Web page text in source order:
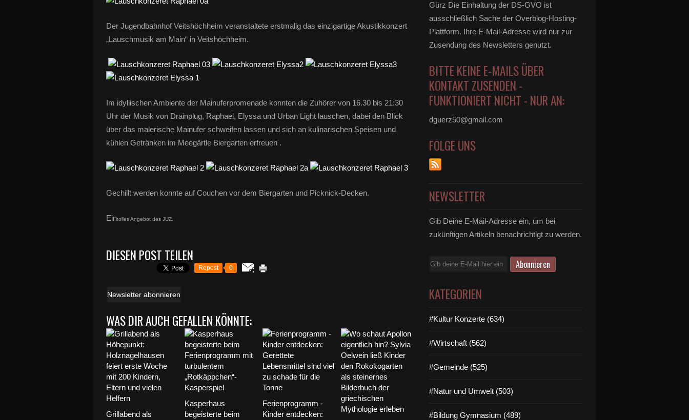
Der Jugendbahnhof Veitshöchheim veranstaltete erstmalig das einzigartige Akustikkonzert
„Lauschmusik am Main“ in Veitshöchheim.
Im idyllischen Ambiente der Mainuferpromenade konnten die Zuhörer von 16.30 bis 21:30
Uhr der Musik von Drainplug, Raphael, Elyssa und Urban Light lauschen, dabei den Blick
über das malerische Mainufer schweifen lassen und sich an kulinarischen Speisen und
kühlen Getränken im Meegärtle Biergarten erfreuen .
Gechillt werden konnte auf Couchen vor dem Biergarten und Picknick-Decken.
Eintolles Angebot des JUZ.
DIESEN POST TEILEN
Repost 0
Newsletter abonnieren
WAS DIR AUCH GEFALLEN KÖNNTE:
Grillabend als
Kasperhaus
begeisterte beim
Ferienprogramm -
Kinder entdecken:
Gürz Die Einhaltung der DS-GVO ist
ausschließlich Sache der Overblog-Hosting-
Plattform. Ihre E-Mail-Adresse wird nur zur
Zusendung des Newsletters genutzt.
BITTE KEINE E-MAILS ÜBER
KONTAKT ZUSENDEN -
FUNKTIONIERT NICHT - NUR AN:
dguerz50@gmail.com
FOLGE UNS
NEWSLETTER
Gib Deine E-Mail-Adresse ein, um bei
zukünftigen Artikeln benachrichtigt zu werden.
E-
KATEGORIEN
#Kultur Konzerte (634)
#Wirtschaft (562)
#Gemeinde (525)
#Natur und Umwelt (503)
#Bildung Gymnasium (489)